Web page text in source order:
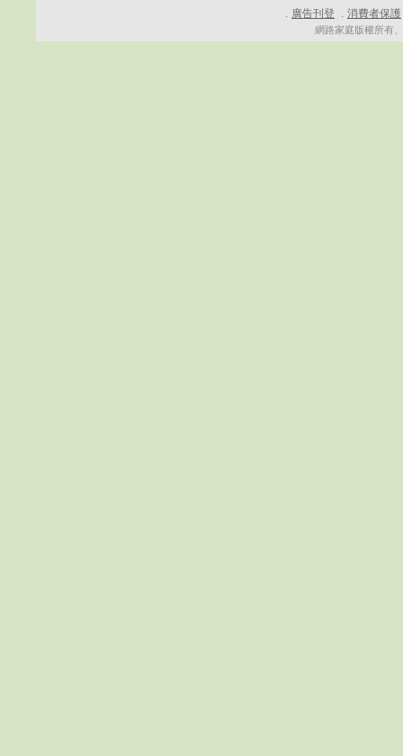
． 廣告刊登 ． 消費者保護
網路家庭版權所有